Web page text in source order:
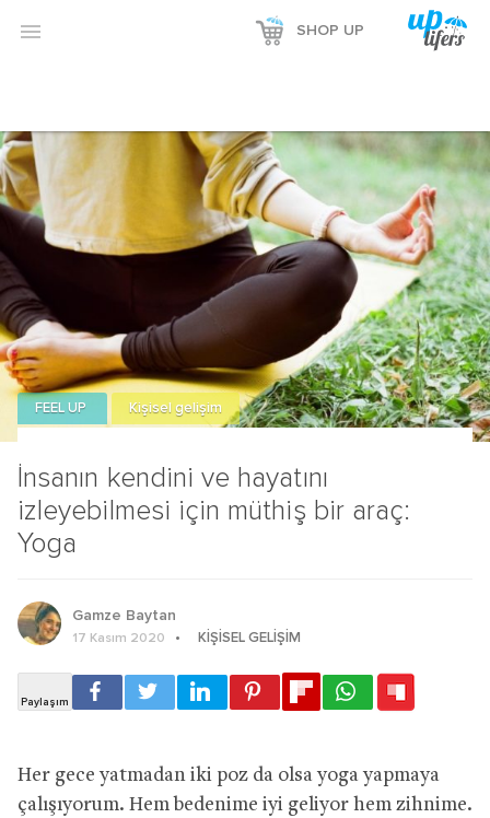
 SHOP UP
İnsanın kendini ve hayatını
izleyebilmesi için müthiş bir araç:
Yoga
FEEL UP Kişisel gelişim
Gamze Baytan
17 Kasım 2020 KIŞISEL GELIŞIM
Her gece yatmadan iki poz da olsa yoga yapmaya
çalışıyorum. Hem bedenime iyi geliyor hem zihnime.